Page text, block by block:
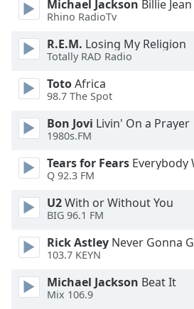
Opacity
Background
Color
Opacity
Caption
Area
Background
Michael Jackson Billie Jean
Rhino RadioTv
R.E.M. Losing My Religion
Totally RAD Radio
TotoAfrica
98.7 The Spot
Bon Jovi Livin' On a Prayer
1980s.FM
Tears for Fears Everybody
Q 92.3 FM
U2With or Without You
BIG 96.1 FM
Rick Astley Never Gonna
103.7 KEYN
Michael Jackson Beat It
Mix 106.9